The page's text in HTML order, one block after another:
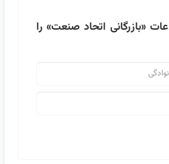
«بازرگانی اتحاد صنعت» را